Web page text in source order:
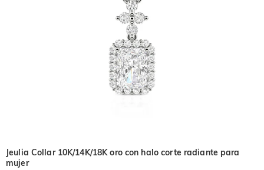
Jeulia Collar 10K/14K/18K oro con halo corte radiante para
mujer